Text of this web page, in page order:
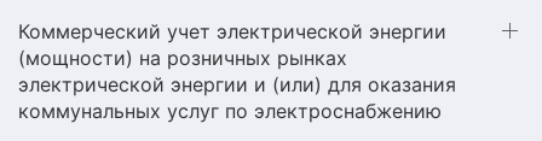
Коммерческий учет электрической энергии
(мощности) на розничных рынках
электрической энергии и (или) для оказания
коммунальных услуг по электроснабжению